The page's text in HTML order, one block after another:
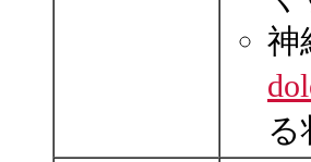
神
る